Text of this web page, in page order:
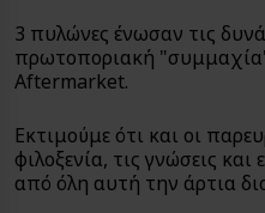
3 πυλώνες ένωσαν τις
πρωτοποριακή
Aftermarket.
Εκτιμούμε ότι και οι
φιλοξενία, τις γνώσεις
από όλη αυτή την άρτια